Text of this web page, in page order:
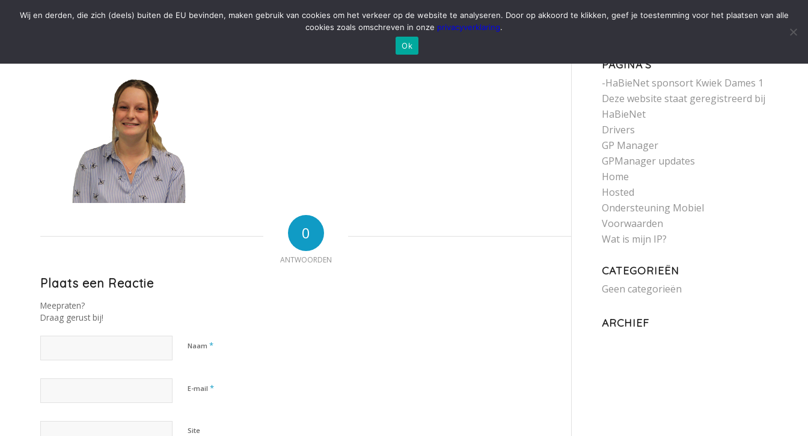
Home Onze Diensten Over Ons Contact
0
ANTWOORDEN
Plaats een Reactie
Meepraten?
Draag gerust bij!
Naam *
E-mail *
Site
PAGINA’S
-HaBieNet sponsort Kwiek Dames 1
Deze website staat geregistreerd bij
HaBieNet
Drivers
GP Manager
GPManager updates
Home
Hosted
Ondersteuning Mobiel
Voorwaarden
Wat is mijn IP?
CATEGORIEËN
Geen categorieën
ARCHIEF
Wij en derden, die zich (deels) buiten de EU bevinden, maken gebruik van cookies om het verkeer op de website te analyseren. Door op akkoord te klikken, geef je toestemming voor het plaatsen van alle
cookies zoals omschreven in onze privacyverklaring.
Ok